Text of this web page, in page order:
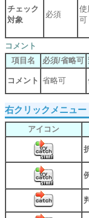
チェック
対象
必須
使
可
コメント
項目名
必須/省略可
コメント 省略可
右クリックメニュー
アイコン